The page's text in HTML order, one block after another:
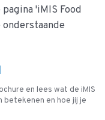
'iMIS Food
onderstaande
en lees wat de iMIS
betekenen en hoe jij je